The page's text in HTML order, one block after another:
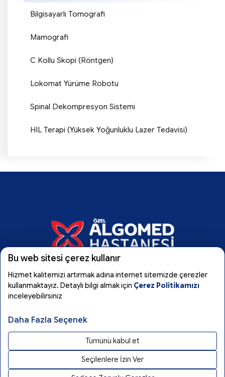
Bilgisayarlı Tomografi
Mamografi
C Kollu Skopi (Röntgen)
Lokomat Yürüme Robotu
Spinal Dekompresyon Sistemi
HIL Terapi (Yüksek Yoğunluklu Lazer Tedavisi)
Algomed
Bu web sitesi çerez kullanır
Hizmet kalitemizi artırmak adına internet sitemizde çerezler
kullanmaktayız. Detaylı bilgi almak için Çerez Politikamızı
inceleyebilirsiniz
Daha Fazla Seçenek
Seçilenlere İzin Ver
Tümünü kabul et